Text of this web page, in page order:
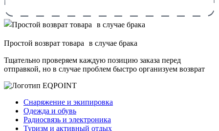
Простой возврат товара в случае брака
Тщательно проверяем каждую позицию заказа перед
отправкой, но в случае проблем быстро организуем возврат
Снаряжение и экипировка
Одежда и обувь
Радиосвязь и электроника
Туризм и активный отдых